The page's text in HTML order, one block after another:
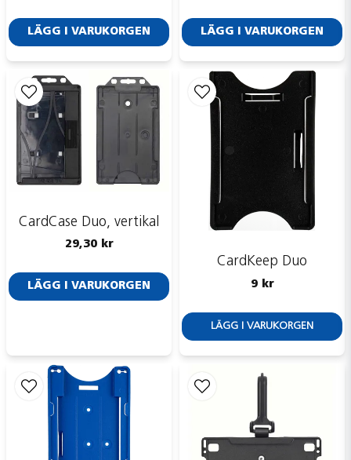
LÄGG I VARUKORGEN LÄGG I VARUKORGEN
CardCase Duo, vertikal
29,30 kr
LÄGG I VARUKORGEN
CardKeep Duo
9 kr
LÄGG I VARUKORGEN